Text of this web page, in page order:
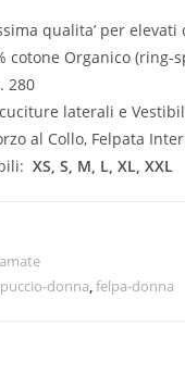
qualita’ per elevati
cotone Organico (ring-
280
laterali e
al Collo, Felpata
XS,S, M, L, XL, XXL
donna,felpa-donna